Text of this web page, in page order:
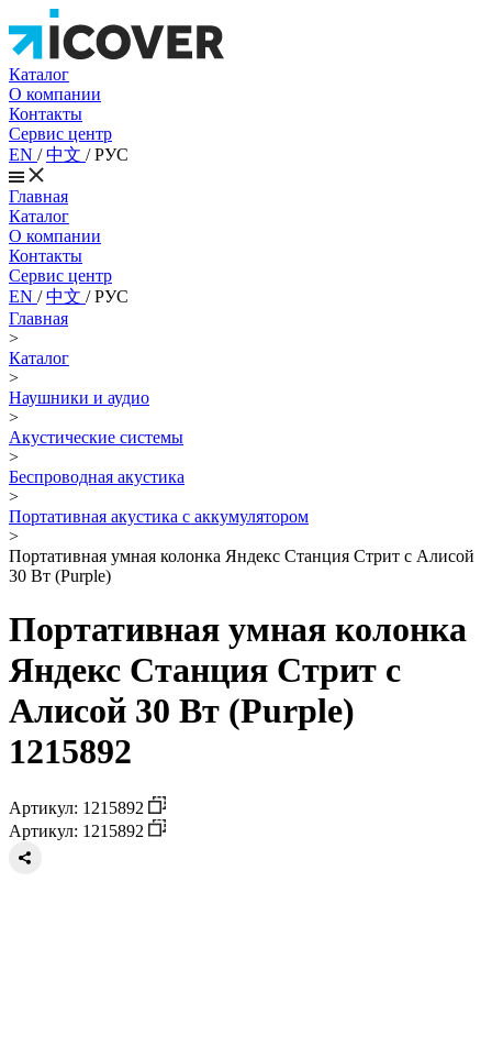
Каталог
О компании
Контакты
Сервис центр
EN /中文 /РУС
Главная
Каталог
О компании
Контакты
Сервис центр
EN /中文 /РУС
Главная
>
Каталог
>
Наушники и аудио
>
Акустические системы
>
Беспроводная акустика
>
Портативная акустика с аккумулятором
>
Портативная умная колонка Яндекс Станция Стрит с Алисой
30 Вт (Purple)
Портативная умная колонка
Яндекс Станция Стрит с
Алисой 30 Вт (Purple)
1215892
Артикул: 1215892
Артикул: 1215892